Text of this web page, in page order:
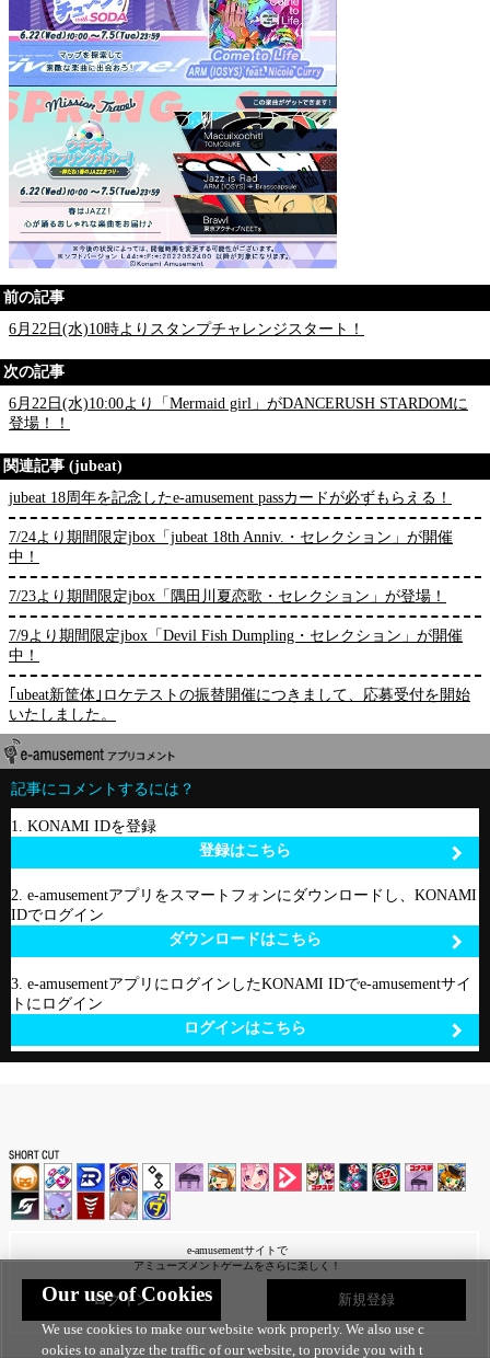
前の記事
6月22日(水)10時よりスタンプチャレンジスタート！
次の記事
6月22日(水)10:00より「Mermaid girl」がDANCERUSH STARDOMに
登場！！
関連記事 (jubeat)
jubeat 18周年を記念したe-amusement passカードが必ずもらえる！
7/24より期間限定jbox「jubeat 18th Anniv.・セレクション」が開催
中！
7/23より期間限定jbox「隅田川夏恋歌・セレクション」が登場！
7/9より期間限定jbox「Devil Fish Dumpling・セレクション」が開催
中！
｢ubeat新筐体｣ロケテストの振替開催につきまして、応募受付を開始
いたしました。
記事にコメントするには？
1. KONAMI IDを登録
登録はこちら
2. e-amusementアプリをスマートフォンにダウンロードし、KONAMI
IDでログイン
ダウンロードはこちら
3. e-amusementアプリにログインしたKONAMI IDでe-amusementサイ
トにログイン
ログインはこちら
e-amusementサイトで
アミューズメントゲームをさらに楽しく！
ログイン 新規登録
Our use of Cookies
We use cookies to make our website work properly. We also use c
ookies to analyze the traffic of our website, to provide you with t